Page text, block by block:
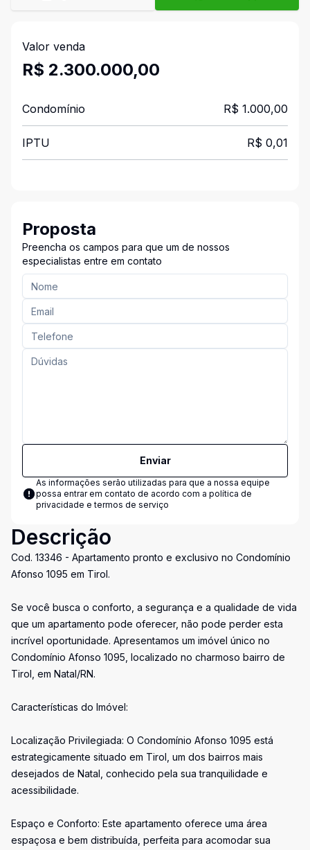
Valor venda
R$ 2.300.000,00
Condomínio R$ 1.000,00
IPTU R$ 0,01
Proposta
Preencha os campos para que um de nossos
especialistas entre em contato
Enviar
As informações serão utilizadas para que a nossa equipe
possa entrar em contato de acordo com a política de
privacidade e termos de serviço
Descrição
Cod. 13346 - Apartamento pronto e exclusivo no Condomínio
Afonso 1095 em Tirol.
Se você busca o conforto, a segurança e a qualidade de vida
que um apartamento pode oferecer, não pode perder esta
incrível oportunidade. Apresentamos um imóvel único no
Condomínio Afonso 1095, localizado no charmoso bairro de
Tirol, em Natal/RN.
Características do Imóvel:
Localização Privilegiada: O Condomínio Afonso 1095 está
estrategicamente situado em Tirol, um dos bairros mais
desejados de Natal, conhecido pela sua tranquilidade e
acessibilidade.
Espaço e Conforto: Este apartamento oferece uma área
espaçosa e bem distribuída, perfeita para acomodar sua